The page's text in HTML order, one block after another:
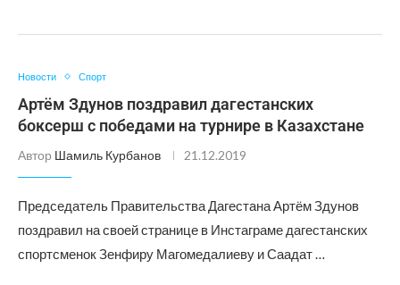
Новости Спорт
Артём Здунов поздравил дагестанских
боксерш с победами на турнире в Казахстане
Автор Шамиль Курбанов 21.12.2019
Председатель Правительства Дагестана Артём Здунов
поздравил на своей странице в Инстаграме дагестанских
спортсменок Зенфиру Магомедалиеву и Саадат …